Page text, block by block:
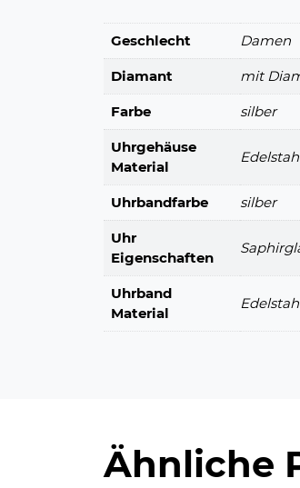
Geschlecht Damen
Diamant mit
Farbe silber
Uhrgehäuse
Material
Uhrbandfarbe silber
Uhr
Eigenschaften
Uhrband
Material
Ähnliche